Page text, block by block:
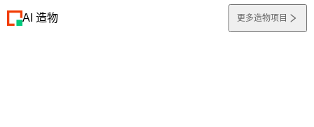
AI 造物 更多造物项目